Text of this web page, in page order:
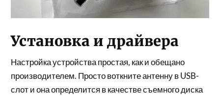
Установка и драйвера
Настройка устройства простая, как и обещано
производителем. Просто воткните антенну в USB-
слот и она определится в качестве съемного диска